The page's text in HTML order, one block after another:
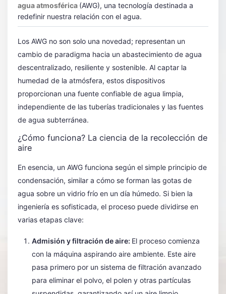
agua atmosférica (AWG), una tecnología destinada a
redefinir nuestra relación con el agua.
Los AWG no son solo una novedad; representan un
cambio de paradigma hacia un abastecimiento de agua
descentralizado, resiliente y sostenible. Al captar la
humedad de la atmósfera, estos dispositivos
proporcionan una fuente confiable de agua limpia,
independiente de las tuberías tradicionales y las fuentes
de agua subterránea.
¿Cómo funciona? La ciencia de la recolección de
aire
En esencia, un AWG funciona según el simple principio de
condensación, similar a cómo se forman las gotas de
agua sobre un vidrio frío en un día húmedo. Si bien la
ingeniería es sofisticada, el proceso puede dividirse en
varias etapas clave:
Admisión y filtración de aire: El proceso comienza
con la máquina aspirando aire ambiente. Este aire
pasa primero por un sistema de filtración avanzado
para eliminar el polvo, el polen y otras partículas